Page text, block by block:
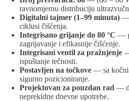
ravnomjernu distribuciju
Digitalni tajmer (1–99 minuta) —
ciklusi čišćenja.
Integrisano grijanje do 80 °C —
zagrijavanje i efikasnije čišćenje.
Integrisani ventil za pražnjenje
ispuštanje tečnosti.
Postavljen na točkove — sa
sigurno pozicioniranje.
Projektovan za pouzdan rad —
neprekidne dnevne upotrebe.